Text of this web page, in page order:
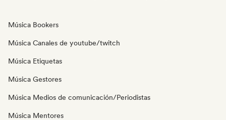
Música Bookers
Música Canales de youtube/twitch
Música Etiquetas
Música Gestores
Música Medios de comunicación/Periodistas
Música Mentores